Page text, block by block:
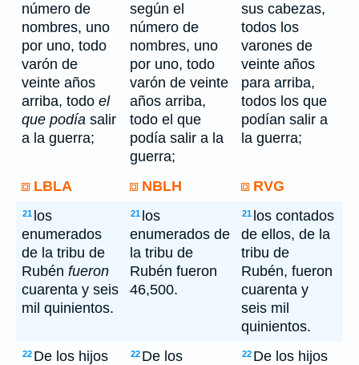
número de
nombres, uno
por uno, todo
varón de
veinte años
arriba, todo el
que podía salir
a la guerra;
según el
número de
nombres, uno
por uno, todo
varón de veinte
años arriba,
todo el que
podía salir a la
guerra;
sus cabezas,
todos los
varones de
veinte años
para arriba,
todos los que
podían salir a
la guerra;
LBLA NBLH RVG
21 los
enumerados
de la tribu de
Rubén fueron
cuarenta y seis
mil quinientos.
21 los
enumerados de
la tribu de
Rubén fueron
46,500.
21 los contados
de ellos, de la
tribu de
Rubén, fueron
cuarenta y
seis mil
quinientos.
22 De los hijos
22 De los
22 De los hijos